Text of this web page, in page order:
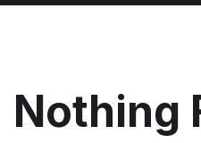
Nothing